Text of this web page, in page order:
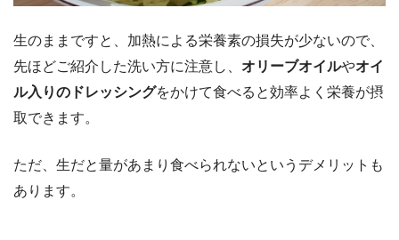
生のままですと、加熱による栄養素の損失が少ないので、
先ほどご紹介した洗い方に注意し、 オリーブオイルやオイ
ル入りのドレッシングをかけて食べると効率よく栄養が摂
取できます。
ただ、生だと量があまり食べられないというデメリットも
あります。